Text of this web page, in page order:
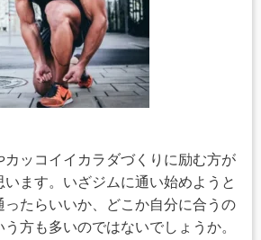
カッコイイカラダづくりに励む方が
ます。いざジムに通い始めようと
ったらいいか、どこか自分に合うの
方も多いのではないでしょうか。